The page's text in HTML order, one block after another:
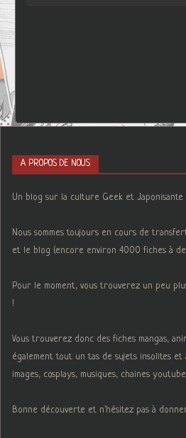
A PROPOS DE NOUS
Un blog sur la culture Geek et Japonisante
Nous sommes toujours en cours de
et le blog (encore environ 4000 fiches à
Pour le moment, vous trouverez un peu
!
Vous trouverez donc des fiches mangas,
également tout un tas de sujets insolites et
images, cosplays, musiques, chaines
Bonne découverte et n'hésitez pas à